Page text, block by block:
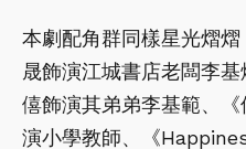
本劇配角群同樣星光熠熠
晟飾演江城書店老闆李基
僖飾演其弟弟李基範、
演小學教師、《